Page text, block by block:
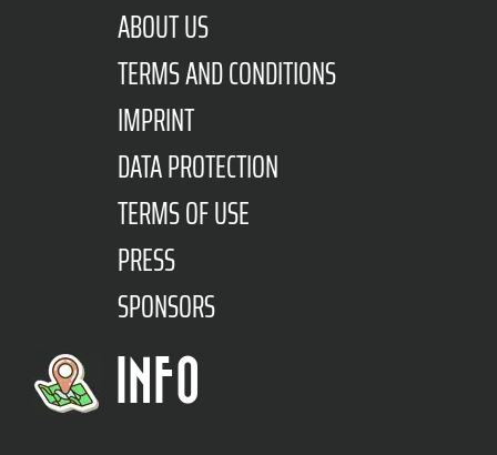
ABOUT US
TERMS AND CONDITIONS
IMPRINT
DATA PROTECTION
TERMS OF USE
PRESS
SPONSORS
INFO